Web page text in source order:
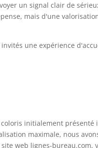
un signal clair de
mais d'une
une expérience
initialement présenté
maximale, nous
web lignes-bureau.com,